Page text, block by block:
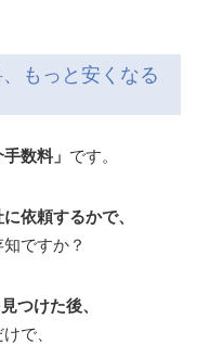
もっと安くなる
手数料」 です。
依頼するかで、
ですか？
つけた後、
で、